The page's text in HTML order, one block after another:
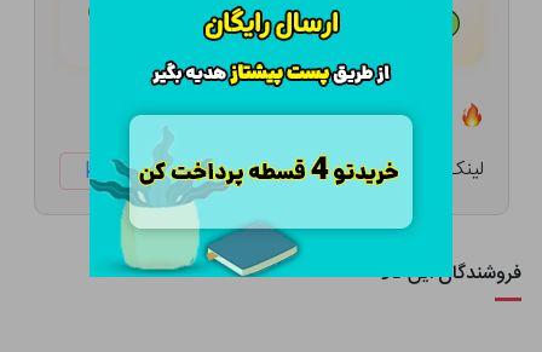
هـر قسط با تــرب‌پــی:
تعداد ۱ عدد در انبار موجود است
لینک کوتاه: ketabtala.com/sbp-43481
فروشندگان این کالا